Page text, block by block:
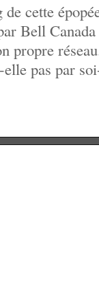
cette
Bell
propre
pas par